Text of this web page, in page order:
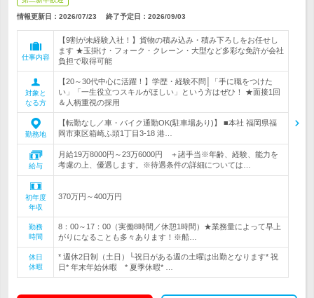
情報更新日：2026/07/23 終了予定日： 2026/09/03
仕事内容
【9割が未経験入社！】貨物の積み込み・積み下ろしをお任せし
ます ★玉掛け・フォーク・クレーン・大型など多彩な免許が会社
負担で取得可能
対象と
なる方
【20～30代中心に活躍！】学歴・経験不問│「手に職をつけた
い」「一生役立つスキルがほしい」という方はぜひ！ ★面接1回
＆人柄重視の採用
勤務地
【転勤なし／車・バイク通勤OK(駐車場あり)】 ■本社 福岡県福
岡市東区箱崎ふ頭1丁目3-18 港…
給与
月給19万8000円～23万6000円 ＋諸手当※年齢、経験、能力を
考慮の上、優遇します。※待遇条件の詳細については…
初年度
年収
370万円～400万円
勤務
時間
8：00～17：00（実働8時間／休憩1時間）★業務量によって早上
がりになることも多々あります！※船…
休日
休暇
* 週休2日制（土日）└祝日がある週の土曜は出勤となります* 祝
日* 年末年始休暇 * 夏季休暇* …